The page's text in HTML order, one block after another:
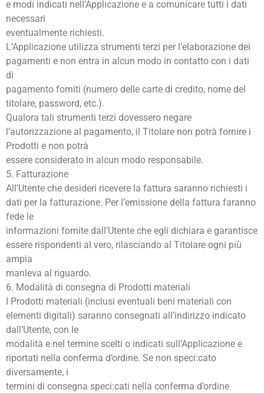
e modi indicati nell’Applicazione e a comunicare tutti i dati
necessari
eventualmente richiesti.
L’Applicazione utilizza strumenti terzi per l’elaborazione dei
pagamenti e non entra in alcun modo in contatto con i dati
di
pagamento forniti (numero delle carte di credito, nome del
titolare, password, etc.).
Qualora tali strumenti terzi dovessero negare
l’autorizzazione al pagamento, il Titolare non potrà fornire i
Prodotti e non potrà
essere considerato in alcun modo responsabile.
5. Fatturazione
All’Utente che desideri ricevere la fattura saranno richiesti i
dati per la fatturazione. Per l’emissione della fattura faranno
fede le
informazioni fornite dall’Utente che egli dichiara e garantisce
essere rispondenti al vero, rilasciando al Titolare ogni più
ampia
manleva al riguardo.
6. Modalità di consegna di Prodotti materiali
I Prodotti materiali (inclusi eventuali beni materiali con
elementi digitali) saranno consegnati all’indirizzo indicato
dall’Utente, con le
modalità e nel termine scelti o indicati sull’Applicazione e
riportati nella conferma d’ordine. Se non speci:cato
diversamente, i
termini di consegna speci:cati nella conferma d’ordine